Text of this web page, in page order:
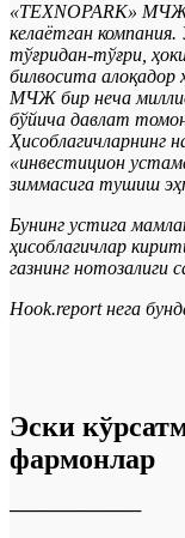
«TEXNOPARK»
келаётган
тўғридан-тўғри,
билвосита алоқадор
МЧЖ бир неча
бўйича давлат
Ҳисоблагичларнинг
«инвестицион
зиммасига тушиш
Бунинг устига
ҳисоблагичлар
газнинг нотозалиги
Hook.report нега
Эски
фармонлар
──────────